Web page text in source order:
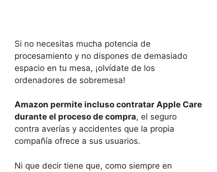
Si no necesitas mucha potencia de
procesamiento y no dispones de demasiado
espacio en tu mesa, ¡olvídate de los
ordenadores de sobremesa!
Amazon permite incluso contratar Apple Care
durante el proceso de compra, el seguro
contra averías y accidentes que la propia
compañía ofrece a sus usuarios.
Ni que decir tiene que, como siempre en